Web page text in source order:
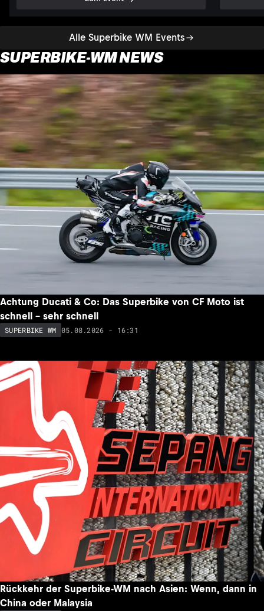
Alle Superbike WM Events
SUPERBIKE-WM NEWS
Achtung Ducati & Co: Das Superbike von CF Moto ist
schnell – sehr schnell
SUPERBIKE WM 05.08.2026 - 16:31
Rückkehr der Superbike-WM nach Asien: Wenn, dann in
China oder Malaysia